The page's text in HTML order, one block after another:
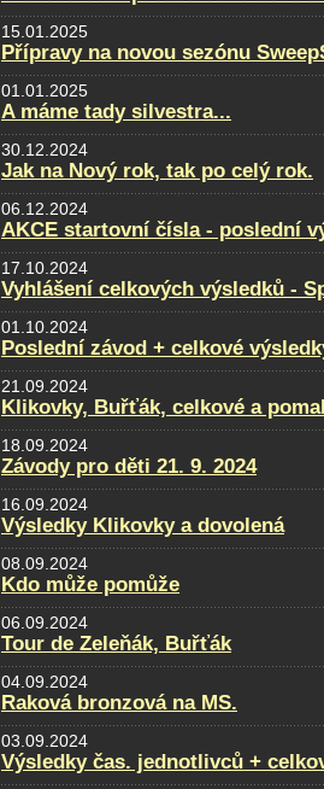
15.01.2025
Přípravy na novou sezónu
01.01.2025
A máme tady silvestra...
30.12.2024
Jak na Nový rok, tak po celý rok.
06.12.2024
AKCE startovní čísla - poslední
17.10.2024
Vyhlášení celkových výsledků -
01.10.2024
Poslední závod + celkové
21.09.2024
Klikovky, Buřťák, celkové a
18.09.2024
Závody pro děti 21. 9. 2024
16.09.2024
Výsledky Klikovky a dovolená
08.09.2024
Kdo může pomůže
06.09.2024
Tour de Zeleňák, Buřťák
04.09.2024
Raková bronzová na MS.
03.09.2024
Výsledky čas. jednotlivců +